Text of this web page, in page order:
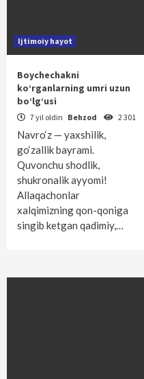
Ijtimoiy hayot
Boychechakni
ko‘rganlarning umri uzun
bo‘lg‘usi
7 yil oldin Behzod 2 301
Navro‘z — yaxshilik,
go‘zallik bayrami.
Quvonchu shodlik,
shukronalik ayyomi!
Allaqachonlar
xalqimizning qon-qoniga
singib ketgan qadimiy,…